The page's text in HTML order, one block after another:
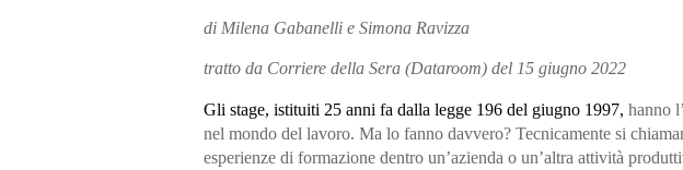
di Milena Gabanelli e Simona Ravizza
tratto da Corriere della Sera (Dataroom) del 15 giugno 2022
Gli stage, istituiti 25 anni fa dalla legge 196 del giugno 1997, hanno
nel mondo del lavoro. Ma lo fanno davvero? Tecnicamente si
esperienze di formazione dentro un’azienda o un’altra attività